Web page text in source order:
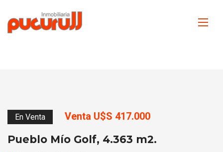
En Venta Venta U$S 417.000
Pueblo Mío Golf, 4.363 m2.